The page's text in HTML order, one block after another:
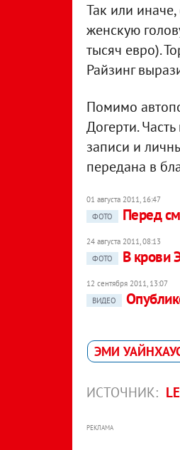
Так или
женскую
тысяч евро).
Райзинг
Помимо
Догерти.
записи и
передана в
01 августа 2011, 16:47
ФОТО
Перед
24 августа 2011, 08:13
ФОТО
В крови
12 сентября 2011, 13:07
ВИДЕО
ЭМИ
ИСТОЧНИК:
РЕКЛАМА